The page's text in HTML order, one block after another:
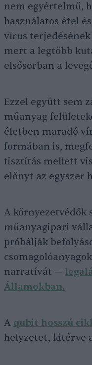
nem egyértelmű,
használatos étel
vírus
mert a legtöbb
elsősorban a
Ezzel együtt sem
műanyag
életben maradó
formában is,
tisztítás mellett
előnyt az egyszer
A környezetvédők
műanyagipari
próbálják
narratívát —
Államokban.
A qubit hosszú
helyzetet, kitérve